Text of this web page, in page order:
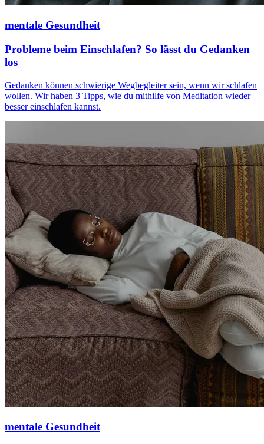
mentale Gesundheit
Probleme beim Einschlafen? So lässt du Gedanken
los
Gedanken können schwierige Wegbegleiter sein, wenn wir schlafen
wollen. Wir haben 3 Tipps, wie du mithilfe von Meditation wieder
besser einschlafen kannst.
mentale Gesundheit